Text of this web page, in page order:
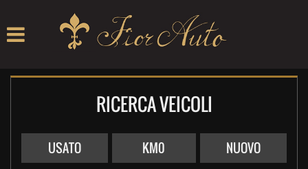
ASSISTENZA
RICERCA VEICOLI
USATO KM0 NUOVO